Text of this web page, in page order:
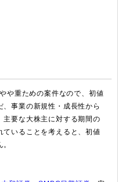
や重ための案件なので、初値
事業の新規性・成長性から
主要な大株主に対する期間の
ていることを考えると、初値